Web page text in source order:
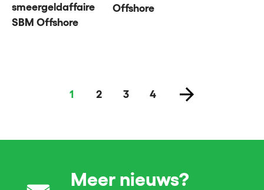
smeergeldaffaire
SBM Offshore
Offshore
1 2 3 4
Meer nieuws?